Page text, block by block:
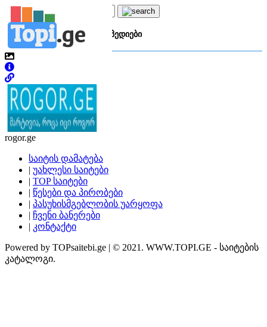
Topi.ge
კატეგორია: ენციკლოპედიები
rogor.ge
საიტის დამატება
| უახლესი საიტები
| TOP საიტები
| წესები და პირობები
| პასუხისმგებლობის უარყოფა
| ჩვენი ბანერები
| კონტაქტი
Powered by TOPsaitebi.ge | © 2021. WWW.TOPI.GE - საიტების
კატალოგი.